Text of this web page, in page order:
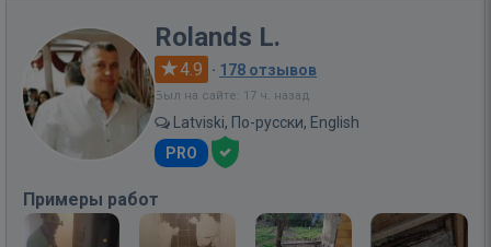
Rolands L.
4.9 · 178 отзывов
Был на сайте: 17 ч. назад
Latviski, По-русски, English
PRO
Примеры работ